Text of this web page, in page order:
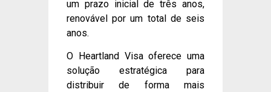
um prazo inicial de três anos,
renovável por um total de seis
anos.
O Heartland Visa oferece uma
solução estratégica para
distribuir de forma mais